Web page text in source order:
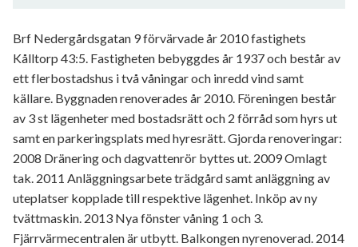
Brf Nedergårdsgatan 9 förvärvade år 2010 fastighets
Kålltorp 43:5. Fastigheten bebyggdes år 1937 och består av
ett flerbostadshus i två våningar och inredd vind samt
källare. Byggnaden renoverades år 2010. Föreningen består
av 3 st lägenheter med bostadsrätt och 2 förråd som hyrs ut
samt en parkeringsplats med hyresrätt. Gjorda renoveringar:
2008 Dränering och dagvattenrör byttes ut. 2009 Omlagt
tak. 2011 Anläggningsarbete trädgård samt anläggning av
uteplatser kopplade till respektive lägenhet. Inköp av ny
tvättmaskin. 2013 Nya fönster våning 1 och 3.
Fjärrvärmecentralen är utbytt. Balkongen nyrenoverad. 2014